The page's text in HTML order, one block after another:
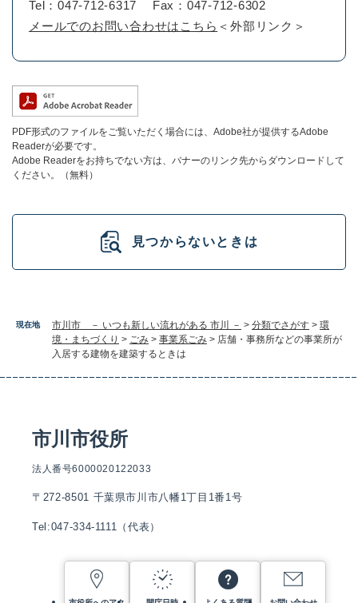
現在地 市川市 － いつも新しい流れがある 市川 － > 分類でさがす > 環
境・まちづくり > ごみ > 事業系ごみ > 店舗・事務所などの事業所が
入居する建物を建築するときは
Tel：047-712-6317
Fax：047-712-6302
メールでのお問い合わせはこちら ＜外部リンク＞
PDF形式のファイルをご覧いただく場合には、Adobe社が提供するAdobe
Readerが必要です。
Adobe Readerをお持ちでない方は、バナーのリンク先からダウンロードして
ください。（無料）
見つからないときは
市川市役所
法人番号6000020122033
〒272-8501 千葉県市川市八幡1丁目1番1号
Tel:047-334-1111（代表）